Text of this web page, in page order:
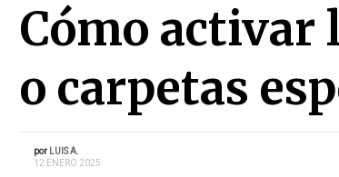
Cómo activar
o carpetas
por LUIS A.
12 ENERO 2025